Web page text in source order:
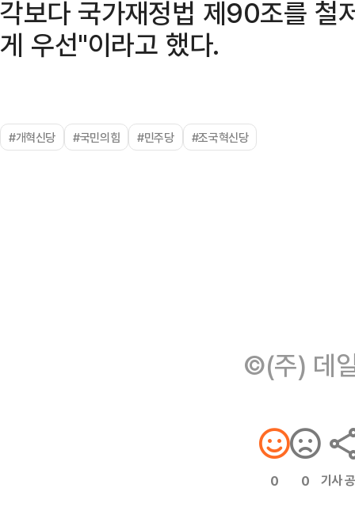
각보다 국가재정법 제90조를 철
게 우선"이라고 했다.
#개혁신당 #국민의힘 #민주당 #조국혁신당
©(주) 데
0 0 기사